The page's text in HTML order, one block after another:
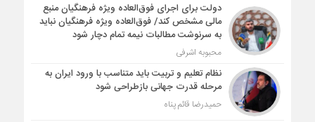
دولت برای اجرای فوق‌العاده ویژه فرهنگیان منبع
مالی مشخص کند/ فوق‌العاده ویژه فرهنگیان نباید
به سرنوشت مطالبات نیمه‌ تمام دچار شود
محبوبه اشرفی
نظام تعلیم و تربیت باید متناسب با ورود ایران به
مرحله قدرت جهانی بازطراحی شود
حمیدرضا قائم پناه